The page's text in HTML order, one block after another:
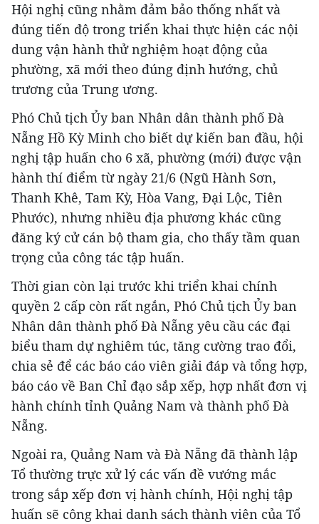
Hội nghị cũng nhằm đảm bảo thống nhất và
đúng tiến độ trong triển khai thực hiện các nội
dung vận hành thử nghiệm hoạt động của
phường, xã mới theo đúng định hướng, chủ
trương của Trung ương.
Phó Chủ tịch Ủy ban Nhân dân thành phố Đà
Nẵng Hồ Kỳ Minh cho biết dự kiến ban đầu, hội
nghị tập huấn cho 6 xã, phường (mới) được vận
hành thí điểm từ ngày 21/6 (Ngũ Hành Sơn,
Thanh Khê, Tam Kỳ, Hòa Vang, Đại Lộc, Tiên
Phước), nhưng nhiều địa phương khác cũng
đăng ký cử cán bộ tham gia, cho thấy tầm quan
trọng của công tác tập huấn.
Thời gian còn lại trước khi triển khai chính
quyền 2 cấp còn rất ngắn, Phó Chủ tịch Ủy ban
Nhân dân thành phố Đà Nẵng yêu cầu các đại
biểu tham dự nghiêm túc, tăng cường trao đổi,
chia sẻ để các báo cáo viên giải đáp và tổng hợp,
báo cáo về Ban Chỉ đạo sắp xếp, hợp nhất đơn vị
hành chính tỉnh Quảng Nam và thành phố Đà
Nẵng.
Ngoài ra, Quảng Nam và Đà Nẵng đã thành lập
Tổ thường trực xử lý các vấn đề vướng mắc
trong sắp xếp đơn vị hành chính, Hội nghị tập
huấn sẽ công khai danh sách thành viên của Tổ